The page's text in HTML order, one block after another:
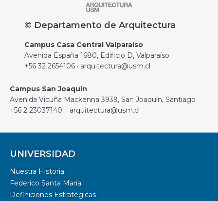
© Departamento de Arquitectura
Campus Casa Central Valparaíso
Avenida España 1680, Edificio D, Valparaíso
+56 32 2654106 · arquitectura@usm.cl
Campus San Joaquín
Avenida Vicuña Mackenna 3939, San Joaquín, Santiago
+56 2 23037140 · arquitectura@usm.cl
UNIVERSIDAD
Nuestra Historia
Federico Santa María
Definiciones Estratégicas